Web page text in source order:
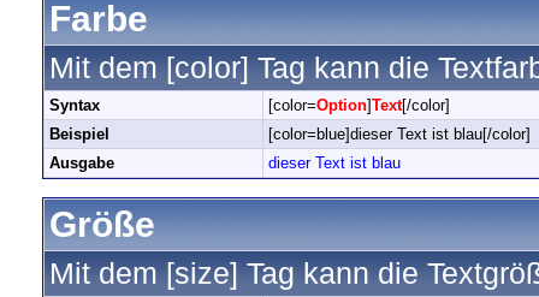
Farbe
Mit dem [color] Tag kann die
Syntax [color=Option]Text[/color]
Beispiel
[color=blue]dieser Text ist blau[/color]
Ausgabe
dieser Text ist blau
Größe
Mit dem [size] Tag kann die